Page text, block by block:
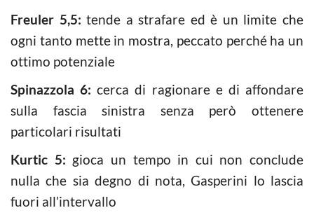
Freuler 5,5: tende a strafare ed è un limite che
ogni tanto mette in mostra, peccato perché ha un
ottimo potenziale
Spinazzola 6: cerca di ragionare e di affondare
sulla fascia sinistra senza però ottenere
particolari risultati
Kurtic 5: gioca un tempo in cui non conclude
nulla che sia degno di nota, Gasperini lo lascia
fuori all’intervallo